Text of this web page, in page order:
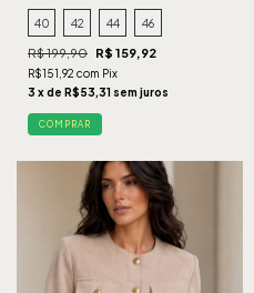
40 42 44 46
R$ 199,90 R$ 159,92
R$151,92 com Pix
3 x de R$53,31 sem juros
COMPRAR